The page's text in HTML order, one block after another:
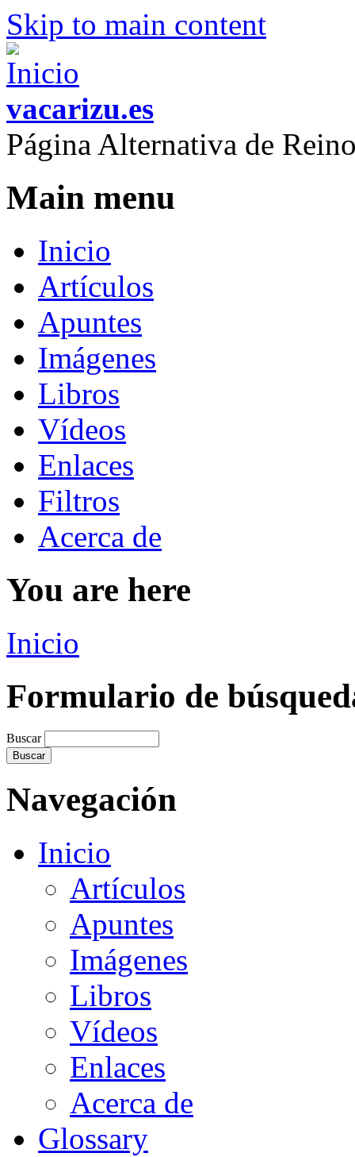
Skip to main content
vacarizu.es
Página Alternativa de
Main menu
Inicio
Artículos
Apuntes
Imágenes
Libros
Vídeos
Enlaces
Filtros
Acerca de
You are here
Inicio
Formulario de
Buscar
Navegación
Inicio
Artículos
Apuntes
Imágenes
Libros
Vídeos
Enlaces
Acerca de
Glossary